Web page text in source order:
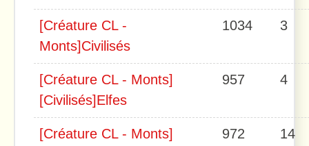
[Créature CL -
Monts]Civilisés
1034 3
[Créature CL - Monts]
[Civilisés]Elfes
957 4
[Créature CL - Monts]
972 14